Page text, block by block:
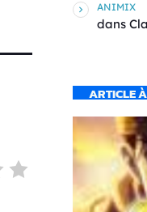
ANIMIX
dans
ARTICLE